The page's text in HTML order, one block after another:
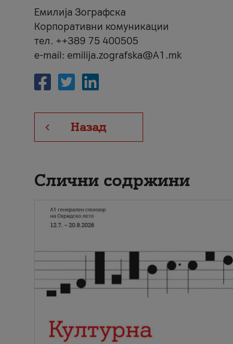
Емилија Зографска
Корпоративни комуникации
тел. ++389 75 400505
e-mail: emilija.zografska@A1.mk
Назад
Слични содржини